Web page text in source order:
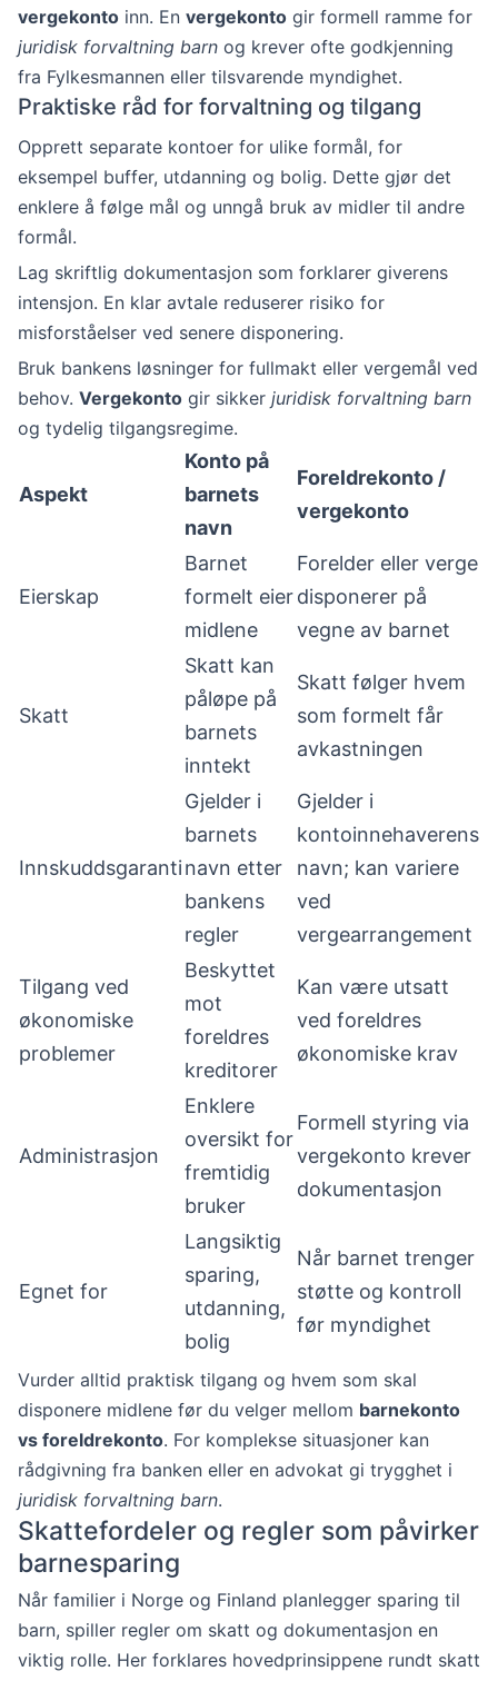
vergekonto inn. En vergekonto gir formell ramme for
juridisk forvaltning barn og krever ofte godkjenning
fra Fylkesmannen eller tilsvarende myndighet.
Praktiske råd for forvaltning og tilgang
Opprett separate kontoer for ulike formål, for
eksempel buffer, utdanning og bolig. Dette gjør det
enklere å følge mål og unngå bruk av midler til andre
formål.
Lag skriftlig dokumentasjon som forklarer giverens
intensjon. En klar avtale reduserer risiko for
misforståelser ved senere disponering.
Bruk bankens løsninger for fullmakt eller vergemål ved
behov. Vergekonto gir sikker juridisk forvaltning barn
og tydelig tilgangsregime.
Aspekt
Konto på
barnets
navn
Foreldrekonto /
vergekonto
Eierskap
Barnet
formelt eier
midlene
Forelder eller verge
disponerer på
vegne av barnet
Skatt
Skatt kan
påløpe på
barnets
inntekt
Skatt følger hvem
som formelt får
avkastningen
Innskuddsgaranti
Gjelder i
barnets
navn etter
bankens
regler
Gjelder i
kontoinnehaverens
navn; kan variere
ved
vergearrangement
Tilgang ved
økonomiske
problemer
Beskyttet
mot
foreldres
kreditorer
Kan være utsatt
ved foreldres
økonomiske krav
Administrasjon
Enklere
oversikt for
fremtidig
bruker
Formell styring via
vergekonto krever
dokumentasjon
Egnet for
Langsiktig
sparing,
utdanning,
bolig
Når barnet trenger
støtte og kontroll
før myndighet
Vurder alltid praktisk tilgang og hvem som skal
disponere midlene før du velger mellom barnekonto
vs foreldrekonto. For komplekse situasjoner kan
rådgivning fra banken eller en advokat gi trygghet i
juridisk forvaltning barn.
Skattefordeler og regler som påvirker
barnesparing
Når familier i Norge og Finland planlegger sparing til
barn, spiller regler om skatt og dokumentasjon en
viktig rolle. Her forklares hovedprinsippene rundt skatt